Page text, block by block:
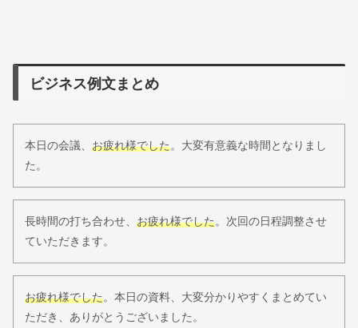
ビジネス例文まとめ
本日の会議、 お疲れ様でした。大変有意義な時間となりまし
た。
長時間の打ち合わせ、 お疲れ様でした。次回の日程調整させ
ていただきます。
お疲れ様でした。本日の資料、大変分かりやすくまとめてい
ただき、ありがとうございました。